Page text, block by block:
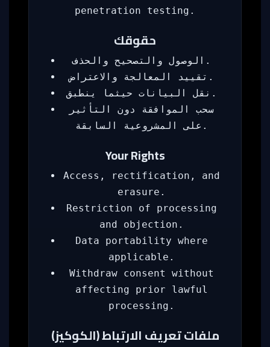
penetration testing.
حقوقك
الوصول والتصحيح والحذف.
تقييد المعالجة والاعتراض.
نقل البيانات حيثما ينطبق.
سحب الموافقة دون التأثير
على المشروعية السابقة.
Your Rights
Access, rectification, and
erasure.
Restriction of processing
and objection.
Data portability where
applicable.
Withdraw consent without
affecting prior lawful
processing.
ملفات تعريف الارتباط (الكوكيز)